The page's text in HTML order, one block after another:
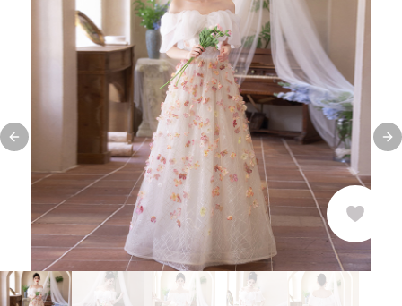
Previous slide